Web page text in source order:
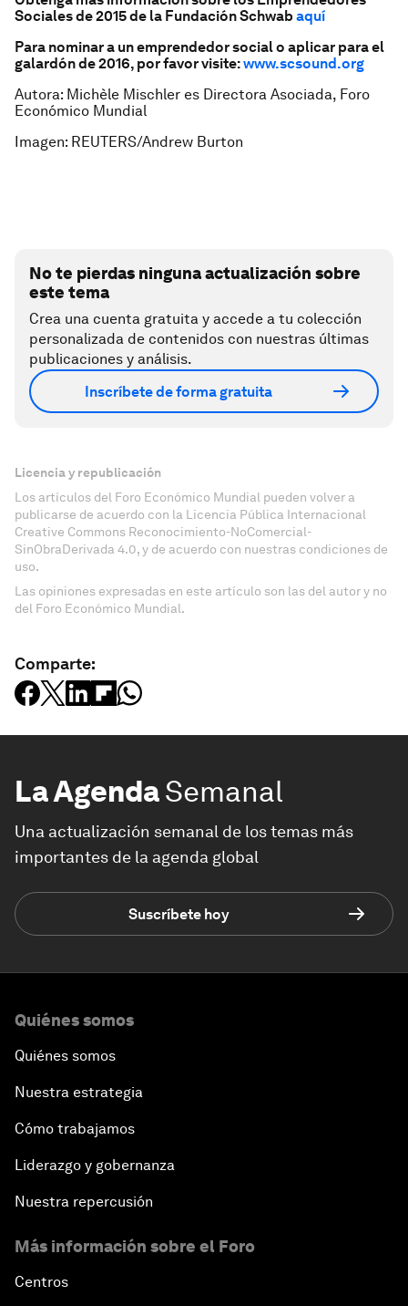
Sociales de 2015 de la Fundación Schwab aquí
Para nominar a un emprendedor social o aplicar para el
galardón de 2016, por favor visite:www.scsound.org
Autora: Michèle Mischler es Directora Asociada, Foro
Económico Mundial
Imagen: REUTERS/Andrew Burton
No te pierdas ninguna actualización sobre
este tema
Crea una cuenta gratuita y accede a tu colección
personalizada de contenidos con nuestras últimas
publicaciones y análisis.
Inscríbete de forma gratuita
Licencia y republicación
Los artículos del Foro Económico Mundial pueden volver a
publicarse de acuerdo con la Licencia Pública Internacional
Creative Commons Reconocimiento-NoComercial-
SinObraDerivada 4.0, y de acuerdo con nuestras condiciones de
uso.
Las opiniones expresadas en este artículo son las del autor y no
del Foro Económico Mundial.
Comparte:
La AgendaSemanal
Una actualización semanal de los temas más
importantes de la agenda global
Suscríbete hoy
Quiénes somos
Quiénes somos
Nuestra estrategia
Cómo trabajamos
Liderazgo y gobernanza
Nuestra repercusión
Más información sobre el Foro
Centros